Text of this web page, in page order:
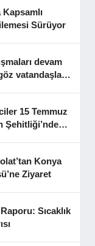
Kapsamlı
Sürüyor
devam
vatandaşları
15 Temmuz
Şehitliği’nde
Konya
Ziyaret
Sıcaklık